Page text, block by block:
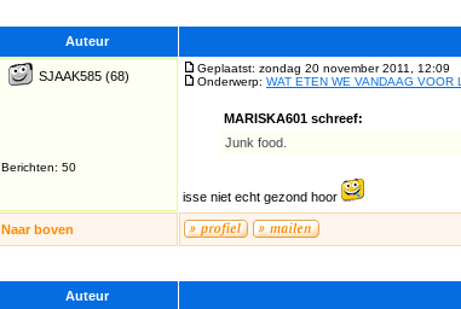
Auteur
SJAAK585 (68)
Berichten: 50
Geplaatst: zondag 20 november 2011, 12:09
Onderwerp: WAT ETEN WE VANDAAG VOOR
MARISKA601 schreef:
Junk food.
isse niet echt gezond hoor
Naar boven
Auteur